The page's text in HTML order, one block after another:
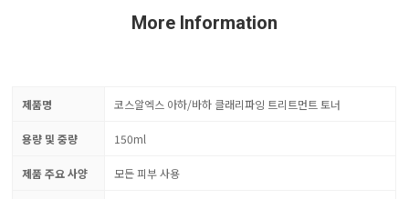
More Information
제품명 코스알엑스 아하/바하 클래리파잉 트리트먼트 토너
용량 및 중량 150ml
제품 주요 사양 모든 피부 사용